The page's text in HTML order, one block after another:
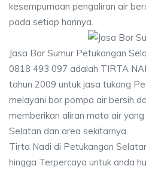
kesempurnaan pengaliran air
pada setiap harinya.
Jasa Bor Sumur Petukangan
0818 493 097 adalah TIRTA
tahun 2009 untuk jasa tukang
melayani bor pompa air bersih
memberikan aliran mata air
Selatan dan area sekitarnya.
Tirta Nadi di Petukangan
hingga Terpercaya untuk anda